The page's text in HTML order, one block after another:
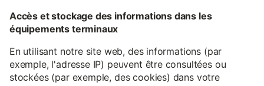
Accès et stockage des informations dans les
équipements terminaux
En utilisant notre site web, des informations (par
exemple, l'adresse IP) peuvent être consultées ou
stockées (par exemple, des cookies) dans votre